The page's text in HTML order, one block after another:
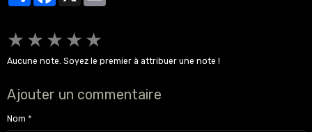
★ ★ ★ ★ ★
Aucune note. Soyez le premier à attribuer une note !
Ajouter un commentaire
Nom